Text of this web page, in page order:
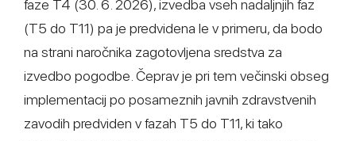
faze T4 (30. 6. 2026), izvedba vseh nadaljnjih faz
(T5 do T11) pa je predvidena le v primeru, da bodo
na strani naročnika zagotovljena sredstva za
izvedbo pogodbe. Čeprav je pri tem večinski obseg
implementacij po posameznih javnih zdravstvenih
zavodih predviden v fazah T5 do T11, ki tako